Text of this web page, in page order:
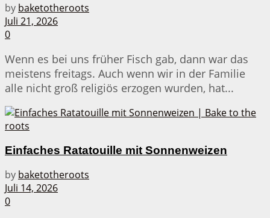
by baketotheroots
Juli 21, 2026
0
Wenn es bei uns früher Fisch gab, dann war das
meistens freitags. Auch wenn wir in der Familie
alle nicht groß religiös erzogen wurden, hat...
Einfaches Ratatouille mit Sonnenweizen
by baketotheroots
Juli 14, 2026
0